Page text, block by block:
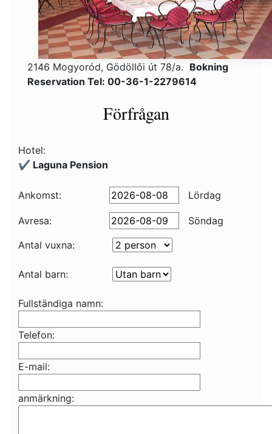
2146 Mogyoród, Gödöllői út 78/a. Bokning
Reservation Tel: 00-36-1-2279614
Förfrågan
Hotel:
✔️ Laguna Pension
Ankomst: Lördag
Avresa:
Söndag
Antal vuxna:
Antal barn:
Fullständiga namn:
Telefon:
E-mail:
anmärkning: